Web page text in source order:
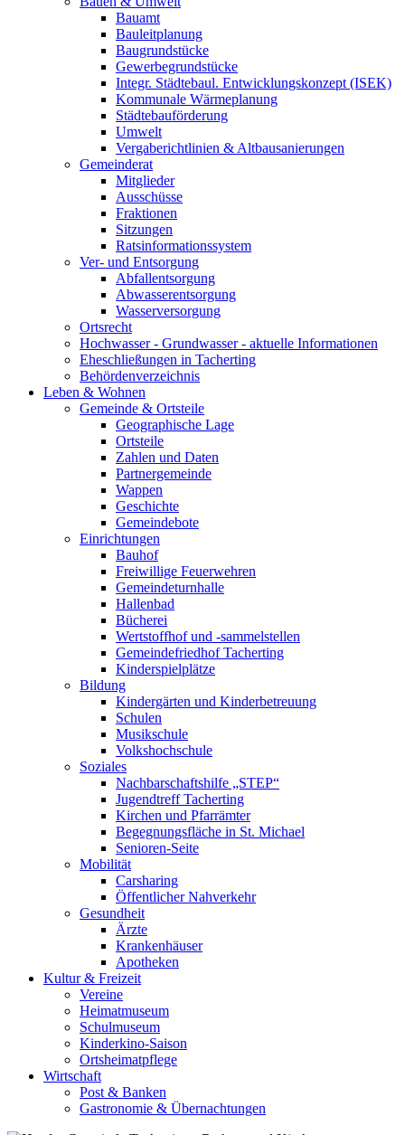
Bauamt
Bauleitplanung
Baugrundstücke
Gewerbegrundstücke
Integr. Städtebaul. Entwicklungskonzept (ISEK)
Kommunale Wärmeplanung
Städtebauförderung
Umwelt
Vergaberichtlinien & Altbausanierungen
Gemeinderat
Mitglieder
Ausschüsse
Fraktionen
Sitzungen
Ratsinformationssystem
Ver- und Entsorgung
Abfallentsorgung
Abwasserentsorgung
Wasserversorgung
Ortsrecht
Hochwasser - Grundwasser - aktuelle Informationen
Eheschließungen in Tacherting
Behördenverzeichnis
Leben & Wohnen
Gemeinde & Ortsteile
Geographische Lage
Ortsteile
Zahlen und Daten
Partnergemeinde
Wappen
Geschichte
Gemeindebote
Einrichtungen
Bauhof
Freiwillige Feuerwehren
Gemeindeturnhalle
Hallenbad
Bücherei
Wertstoffhof und -sammelstellen
Gemeindefriedhof Tacherting
Kinderspielplätze
Bildung
Kindergärten und Kinderbetreuung
Schulen
Musikschule
Volkshochschule
Soziales
Nachbarschaftshilfe „STEP“
Jugendtreff Tacherting
Kirchen und Pfarrämter
Begegnungsfläche in St. Michael
Senioren-Seite
Mobilität
Carsharing
Öffentlicher Nahverkehr
Gesundheit
Ärzte
Krankenhäuser
Apotheken
Kultur & Freizeit
Vereine
Heimatmuseum
Schulmuseum
Kinderkino-Saison
Ortsheimatpflege
Wirtschaft
Post & Banken
Gastronomie & Übernachtungen